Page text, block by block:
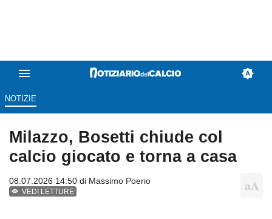
NOTIZIE
Milazzo, Bosetti chiude col
calcio giocato e torna a casa
08.07.2026 14:50 di Massimo Poerio
VEDI LETTURE